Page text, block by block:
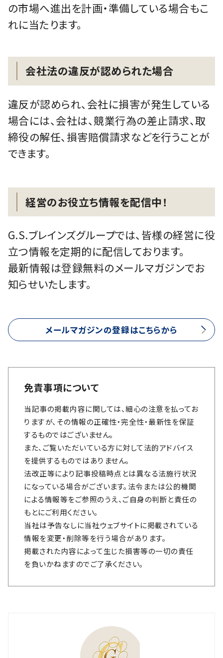
の市場へ進出を計画・準備している場合もこ
れに当たります。
会社法の違反が認められた場合
違反が認められ、会社に損害が発生している
場合には、会社は、競業行為の差止請求、取
締役の解任、損害賠償請求などを行うことが
できます。
経営のお役立ち情報を配信中！
G.S.ブレインズグループでは、皆様の経営に役
立つ情報を定期的に配信しております。
最新情報は登録無料のメールマガジンでお
知らせいたします。
メールマガジンの登録はこちらから
免責事項について
当記事の掲載内容に関しては、細心の注意を払ってお
りますが、その情報の正確性・完全性・最新性を保証
するものではございません。
また、ご覧いただいている方に対して法的アドバイス
を提供するものではありません。
法改正等により記事投稿時点とは異なる法施行状況
になっている場合がございます。法令または公的機関
による情報等をご参照のうえ、ご自身の判断と責任の
もとにご利用ください。
当社は予告なしに当社ウェブサイトに掲載されている
情報を変更・削除等を行う場合があります。
掲載された内容によって生じた損害等の一切の責任
を負いかねますのでご了承ください。